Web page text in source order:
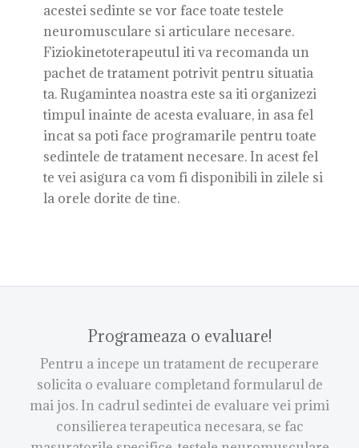
acestei sedinte se vor face toate testele
neuromusculare si articulare necesare.
Fiziokinetoterapeutul iti va recomanda un
pachet de tratament potrivit pentru situatia
ta. Rugamintea noastra este sa iti organizezi
timpul inainte de acesta evaluare, in asa fel
incat sa poti face programarile pentru toate
sedintele de tratament necesare. In acest fel
te vei asigura ca vom fi disponibili in zilele si
la orele dorite de tine.
Programeaza o evaluare!
Pentru a incepe un tratament de recuperare
solicita o evaluare completand formularul de
mai jos. In cadrul sedintei de evaluare vei primi
consilierea terapeutica necesara, se fac